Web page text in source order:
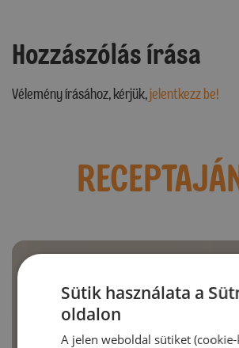
Hozzászólás írása
Vélemény írásához, kérjük,jelentkezz be!
Sütik használata a
oldalon
A jelen weboldal sütiket